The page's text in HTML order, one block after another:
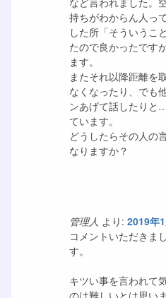
持ちがわからん人っ
した所「そういうこ
たので良かったです
ます。
またそれ以降距離を
なくなったり、でも
ンあげて話したりと
ています。
どうしたらその人の
なりますか？
管理人 より: 2019年
コメントいただきま
す。
キツい事を言われて
のは難しいとは思い